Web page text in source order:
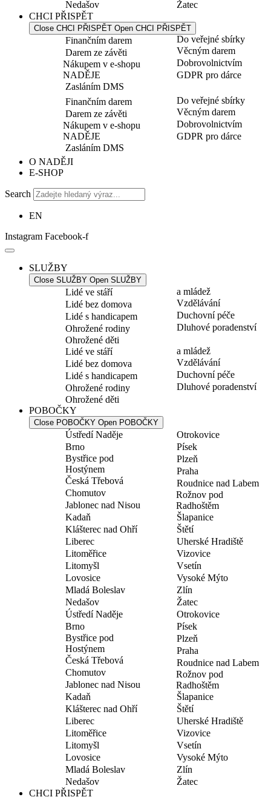
Nedašov
Žatec
CHCI PŘISPĚT
Close CHCI PŘISPĚT Open CHCI PŘISPĚT
Finančním darem
Darem ze závěti
Nákupem v e-shopu
NADĚJE
Zasláním DMS
Do veřejné sbírky
Věcným darem
Dobrovolnictvím
GDPR pro dárce
Finančním darem
Darem ze závěti
Nákupem v e-shopu
NADĚJE
Zasláním DMS
Do veřejné sbírky
Věcným darem
Dobrovolnictvím
GDPR pro dárce
O NADĚJI
E-SHOP
Search
EN
Instagram Facebook-f
SLUŽBY
Close SLUŽBY Open SLUŽBY
Lidé ve stáří
Lidé bez domova
Lidé s handicapem
Ohrožené rodiny
Ohrožené děti
a mládež
Vzdělávání
Duchovní péče
Dluhové poradenství
Lidé ve stáří
Lidé bez domova
Lidé s handicapem
Ohrožené rodiny
Ohrožené děti
a mládež
Vzdělávání
Duchovní péče
Dluhové poradenství
POBOČKY
Close POBOČKY Open POBOČKY
Ústředí Naděje
Brno
Bystřice pod
Hostýnem
Česká Třebová
Chomutov
Jablonec nad Nisou
Kadaň
Klášterec nad Ohří
Liberec
Litoměřice
Litomyšl
Lovosice
Mladá Boleslav
Nedašov
Otrokovice
Písek
Plzeň
Praha
Roudnice nad Labem
Rožnov pod
Radhoštěm
Šlapanice
Štětí
Uherské Hradiště
Vizovice
Vsetín
Vysoké Mýto
Zlín
Žatec
Ústředí Naděje
Brno
Bystřice pod
Hostýnem
Česká Třebová
Chomutov
Jablonec nad Nisou
Kadaň
Klášterec nad Ohří
Liberec
Litoměřice
Litomyšl
Lovosice
Mladá Boleslav
Nedašov
Otrokovice
Písek
Plzeň
Praha
Roudnice nad Labem
Rožnov pod
Radhoštěm
Šlapanice
Štětí
Uherské Hradiště
Vizovice
Vsetín
Vysoké Mýto
Zlín
Žatec
CHCI PŘISPĚT